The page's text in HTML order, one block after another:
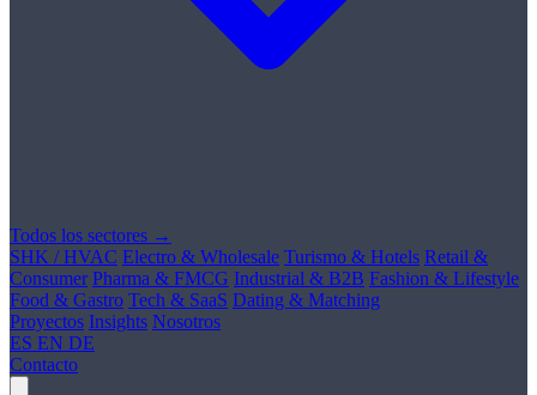
Todos los sectores →
SHK / HVAC Electro & Wholesale Turismo & Hotels Retail &
Consumer Pharma & FMCG Industrial & B2B Fashion & Lifestyle
Food & Gastro Tech & SaaS Dating & Matching
Proyectos Insights Nosotros
ES EN DE
Contacto